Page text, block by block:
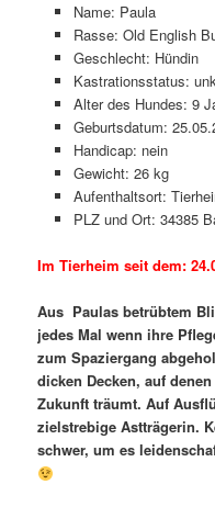
Name: Paula
Rasse: Old English
Geschlecht: Hündin
Kastrationsstatus:
Alter des Hundes: 9
Geburtsdatum:
Handicap: nein
Gewicht: 26 kg
Aufenthaltsort:
PLZ und Ort: 34385
Im Tierheim seit dem:
Aus Paulas betrübtem
jedes Mal wenn ihre
zum Spaziergang
dicken Decken, auf
Zukunft träumt. Auf
zielstrebige Astträgerin.
schwer, um es